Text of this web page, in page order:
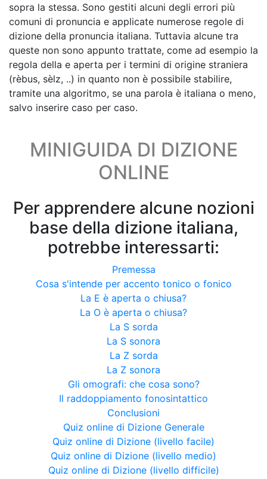
sopra la stessa. Sono gestiti alcuni degli errori più
comuni di pronuncia e applicate numerose regole di
dizione della pronuncia italiana. Tuttavia alcune tra
queste non sono appunto trattate, come ad esempio la
regola della e aperta per i termini di origine straniera
(rèbus, sèlz, ..) in quanto non è possibile stabilire,
tramite una algoritmo, se una parola è italiana o meno,
salvo inserire caso per caso.
MINIGUIDA DI DIZIONE
ONLINE
Per apprendere alcune nozioni
base della dizione italiana,
potrebbe interessarti:
Premessa
Cosa s'intende per accento tonico o fonico
La E è aperta o chiusa?
La O è aperta o chiusa?
La S sorda
La S sonora
La Z sorda
La Z sonora
Gli omografi: che cosa sono?
Il raddoppiamento fonosintattico
Conclusioni
Quiz online di Dizione Generale
Quiz online di Dizione (livello facile)
Quiz online di Dizione (livello medio)
Quiz online di Dizione (livello difficile)